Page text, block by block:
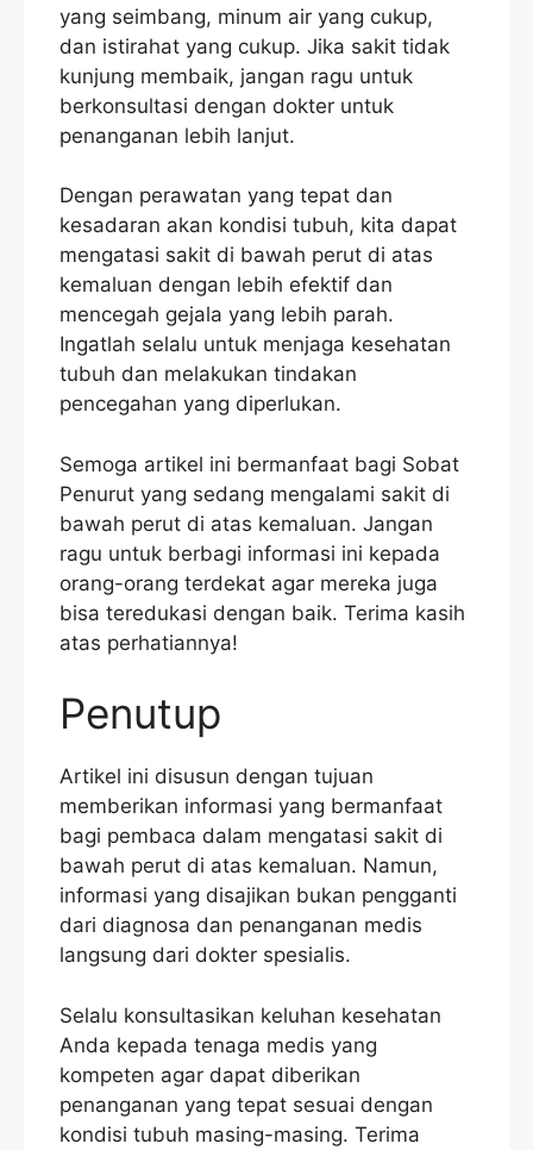
yang seimbang, minum air yang cukup,
dan istirahat yang cukup. Jika sakit tidak
kunjung membaik, jangan ragu untuk
berkonsultasi dengan dokter untuk
penanganan lebih lanjut.
Dengan perawatan yang tepat dan
kesadaran akan kondisi tubuh, kita dapat
mengatasi sakit di bawah perut di atas
kemaluan dengan lebih efektif dan
mencegah gejala yang lebih parah.
Ingatlah selalu untuk menjaga kesehatan
tubuh dan melakukan tindakan
pencegahan yang diperlukan.
Semoga artikel ini bermanfaat bagi Sobat
Penurut yang sedang mengalami sakit di
bawah perut di atas kemaluan. Jangan
ragu untuk berbagi informasi ini kepada
orang-orang terdekat agar mereka juga
bisa teredukasi dengan baik. Terima kasih
atas perhatiannya!
Penutup
Artikel ini disusun dengan tujuan
memberikan informasi yang bermanfaat
bagi pembaca dalam mengatasi sakit di
bawah perut di atas kemaluan. Namun,
informasi yang disajikan bukan pengganti
dari diagnosa dan penanganan medis
langsung dari dokter spesialis.
Selalu konsultasikan keluhan kesehatan
Anda kepada tenaga medis yang
kompeten agar dapat diberikan
penanganan yang tepat sesuai dengan
kondisi tubuh masing-masing. Terima